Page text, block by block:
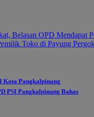
Belasan OPD Mendapat
Toko di Payung
PSI Pangkalpinang Bahas